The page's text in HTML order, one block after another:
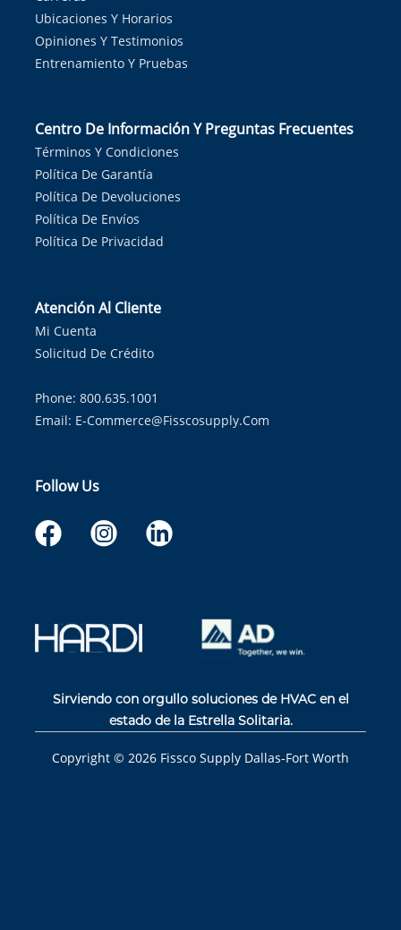
Ubicaciones Y Horarios
Opiniones Y Testimonios
Entrenamiento Y Pruebas
Centro De Información Y Preguntas Frecuentes
Términos Y Condiciones
Política De Garantía
Política De Devoluciones
Política De Envíos
Política De Privacidad
Atención Al Cliente
Mi Cuenta
Solicitud De Crédito
Phone: 800.635.1001
Email: E-Commerce@fisscosupply.com
Follow Us
Sirviendo con orgullo soluciones de HVAC en el
estado de la Estrella Solitaria.
Copyright © 2026 Fissco Supply Dallas-Fort Worth